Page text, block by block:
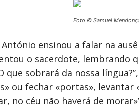
Foto © Samuel
António ensinou a falar na
o sacerdote, lembrando
que sobrará da nossa
ou fechar «portas», levantar
no céu não haverá de